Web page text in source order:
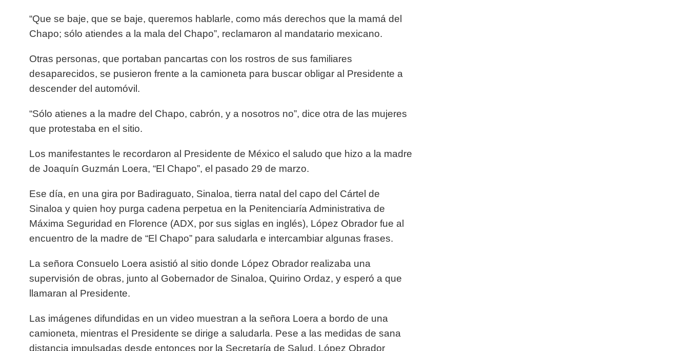
“Que se baje, que se baje, queremos hablarle, como más derechos que la mamá del
Chapo; sólo atiendes a la mala del Chapo”, reclamaron al mandatario mexicano.
Otras personas, que portaban pancartas con los rostros de sus familiares
desaparecidos, se pusieron frente a la camioneta para buscar obligar al Presidente a
descender del automóvil.
“Sólo atienes a la madre del Chapo, cabrón, y a nosotros no”, dice otra de las mujeres
que protestaba en el sitio.
Los manifestantes le recordaron al Presidente de México el saludo que hizo a la madre
de Joaquín Guzmán Loera, “El Chapo”, el pasado 29 de marzo.
Ese día, en una gira por Badiraguato, Sinaloa, tierra natal del capo del Cártel de
Sinaloa y quien hoy purga cadena perpetua en la Penitenciaría Administrativa de
Máxima Seguridad en Florence (ADX, por sus siglas en inglés), López Obrador fue al
encuentro de la madre de “El Chapo” para saludarla e intercambiar algunas frases.
La señora Consuelo Loera asistió al sitio donde López Obrador realizaba una
supervisión de obras, junto al Gobernador de Sinaloa, Quirino Ordaz, y esperó a que
llamaran al Presidente.
Las imágenes difundidas en un video muestran a la señora Loera a bordo de una
camioneta, mientras el Presidente se dirige a saludarla. Pese a las medidas de sana
distancia impulsadas desde entonces por la Secretaría de Salud, López Obrador